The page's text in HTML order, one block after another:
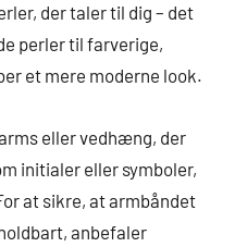
der taler til dig – det
perler til farverige,
et mere moderne look.
eller vedhæng, der
initialer eller symboler,
at sikre, at armbåndet
anbefaler